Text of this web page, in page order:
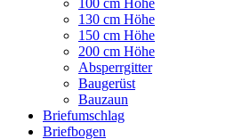
100 cm Höhe
130 cm Höhe
150 cm Höhe
200 cm Höhe
Absperrgitter
Baugerüst
Bauzaun
Briefumschlag
Briefbogen